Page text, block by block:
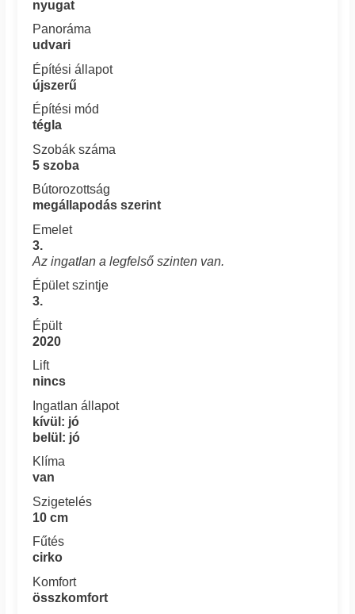
nyugat
Panoráma
udvari
Építési állapot
újszerű
Építési mód
tégla
Szobák száma
5 szoba
Bútorozottság
megállapodás szerint
Emelet
3.
Az ingatlan a legfelső szinten van.
Épület szintje
3.
Épült
2020
Lift
nincs
Ingatlan állapot
kívül: jó
belül: jó
Klíma
van
Szigetelés
10 cm
Fűtés
cirko
Komfort
összkomfort